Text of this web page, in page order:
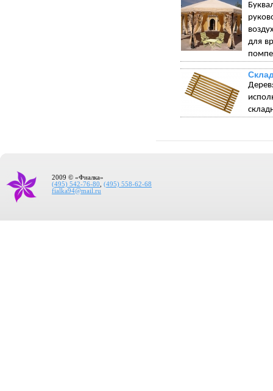
для
2009 © «Фиалка»
(495) 542-76-80
(495) 558-62-68
fialka94@mail.ru